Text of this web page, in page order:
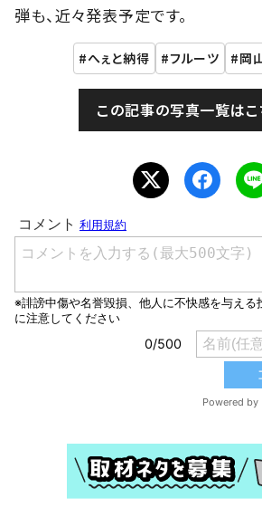
弾も、近々発表予定です。
へぇと納得 フルーツ 岡
この記事の写真一覧はこ